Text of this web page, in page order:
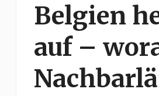
Belgien
auf –